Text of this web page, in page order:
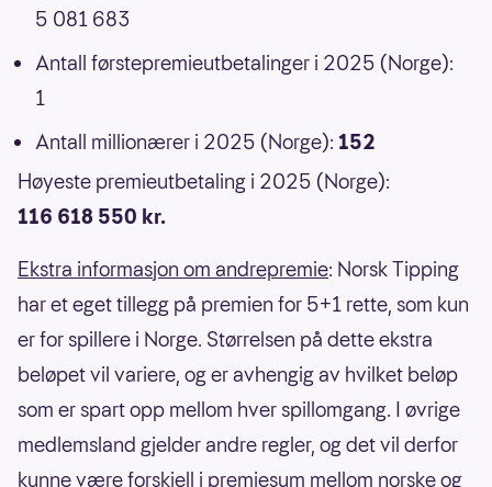
5 081 683
Antall førstepremieutbetalinger i 2025 (Norge):
1
Antall millionærer i 2025 (Norge): 152
Høyeste premieutbetaling i 2025 (Norge):
116 618 550 kr.
Ekstra informasjon om andrepremie: Norsk Tipping
har et eget tillegg på premien for 5+1 rette, som kun
er for spillere i Norge. Størrelsen på dette ekstra
beløpet vil variere, og er avhengig av hvilket beløp
som er spart opp mellom hver spillomgang. I øvrige
medlemsland gjelder andre regler, og det vil derfor
kunne være forskjell i premiesum mellom norske og